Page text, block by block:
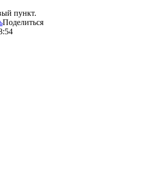
пункт.
Поделиться